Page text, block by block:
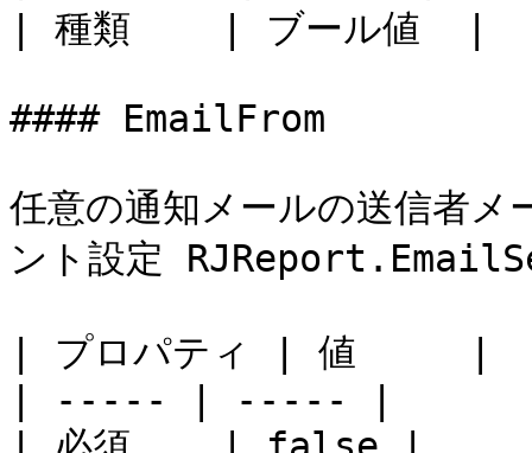
| 種類    | ブール値  |
#### EmailFrom
任意の通知メールの送信者
ント設定
| プロパティ | 値     |
| ----- | ----- |